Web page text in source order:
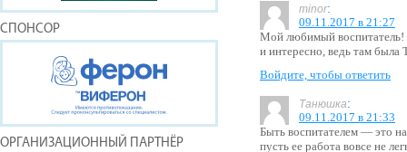
СПОНСОР
ОРГАНИЗАЦИОННЫЙ ПАРТНЁР
minor:
09.11.2017 в 21:27
Мой любимый воспитатель!
и интересно, ведь там была
Войдите, чтобы ответить
Танюшка:
09.11.2017 в 21:33
Быть воспитателем — это
пусть ее работа вовсе не